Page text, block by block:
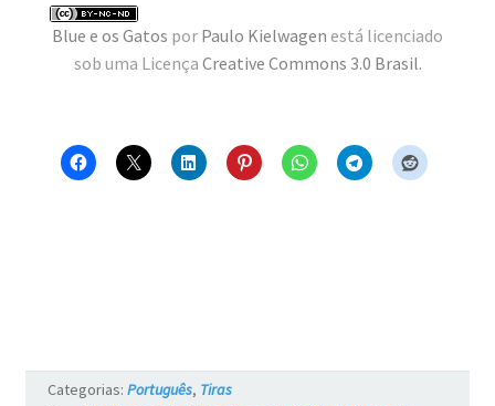
Blue e os Gatos por Paulo Kielwagen está licenciado
sob uma Licença Creative Commons 3.0 Brasil.
Categorias: Português, Tiras